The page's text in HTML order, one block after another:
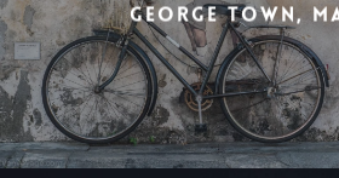
George Town,